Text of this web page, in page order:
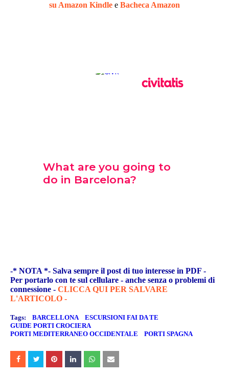
su Amazon Kindle e Bacheca Amazon
-* NOTA *- Salva sempre il post di tuo interesse in PDF -
Per portarlo con te sul cellulare - anche senza o problemi di
connessione - CLICCA QUI PER SALVARE
L'ARTICOLO -
Tags: BARCELLONA
ESCURSIONI FAI DA TE
GUIDE PORTI CROCIERA
PORTI MEDITERRANEO OCCIDENTALE
PORTI SPAGNA